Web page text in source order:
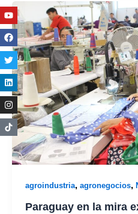
agroindustria, agronegocios,
Paraguay en la mira
Youtube
Facebook
Twitter
Linkedin
Instagram